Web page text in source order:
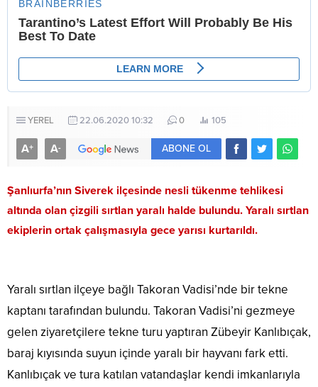
YEREL 22.06.2020 10:32 0 105
A+ A- ABONE OL
Şanlıurfa’nın Siverek ilçesinde nesli tükenme tehlikesi
altında olan çizgili sırtlan yaralı halde bulundu. Yaralı sırtlan
ekiplerin ortak çalışmasıyla gece yarısı kurtarıldı.
Yaralı sırtlan ilçeye bağlı Takoran Vadisi’nde bir tekne
kaptanı tarafından bulundu. Takoran Vadisi’ni gezmeye
gelen ziyaretçilere tekne turu yaptıran Zübeyir Kanlıbıçak,
baraj kıyısında suyun içinde yaralı bir hayvanı fark etti.
Kanlıbıçak ve tura katılan vatandaşlar kendi imkanlarıyla